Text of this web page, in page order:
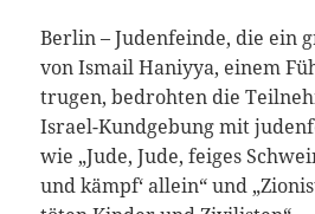
Berlin – Judenfeinde, die ein
von Ismail Haniyya, einem
trugen, bedrohten die
Israel-Kundgebung mit
wie „Jude, Jude, feiges
und kämpf‘ allein“ und